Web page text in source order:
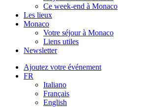
Ce week-end à Monaco
Les lieux
Monaco
Votre séjour à Monaco
Liens utiles
Newsletter
Ajoutez votre événement
FR
Italiano
Français
English